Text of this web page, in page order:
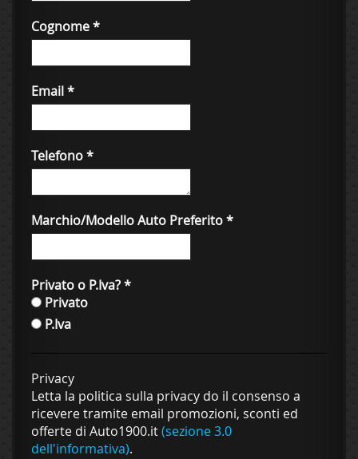
Cognome*
Email*
Telefono*
Marchio/Modello Auto Preferito*
Privato o P.Iva?*
Privato
P.Iva
Privacy
Letta la politica sulla privacy do il consenso a
ricevere tramite email promozioni, sconti ed
offerte di Auto1900.it(sezione 3.0
dell'informativa).